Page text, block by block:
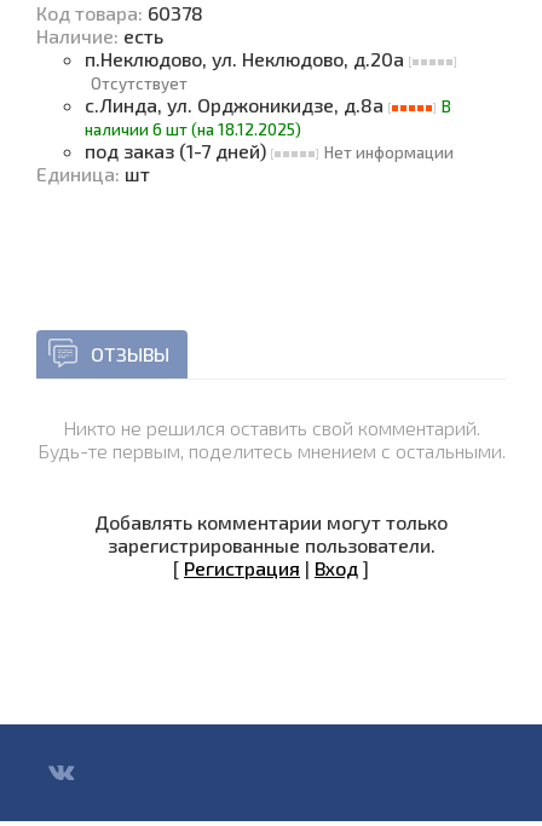
Код товара: 60378
Наличие: есть
п.Неклюдово, ул. Неклюдово, д.20а
Отсутствует
с.Линда, ул. Орджоникидзе, д.8а
В
наличии 6 шт (на 18.12.2025)
под заказ (1-7 дней) Нет информации
Единица: шт
ОТЗЫВЫ
Никто не решился оставить свой комментарий.
Будь-те первым, поделитесь мнением с остальными.
Добавлять комментарии могут только
зарегистрированные пользователи.
[ Регистрация | Вход ]